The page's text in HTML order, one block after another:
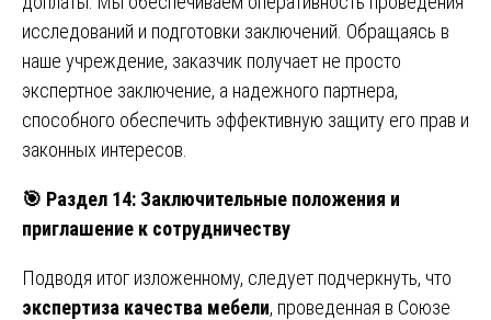
исследований и подготовки заключений. Обращаясь в
наше учреждение, заказчик получает не просто
экспертное заключение, а надежного партнера,
способного обеспечить эффективную защиту его прав и
законных интересов.
🎯 Раздел 14: Заключительные положения и
приглашение к сотрудничеству
Подводя итог изложенному, следует подчеркнуть, что
экспертиза качества мебели, проведенная в Союзе